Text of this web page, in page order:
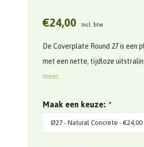
€24,00 Incl. btw
De Coverplate Round 27 is een
met een nette, tijdloze
meer..
Maak een keuze: *